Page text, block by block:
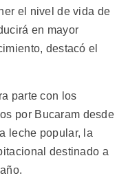
el nivel de vida de
en mayor
destacó el
parte con los
por Bucaram desde
leche popular, la
destinado a